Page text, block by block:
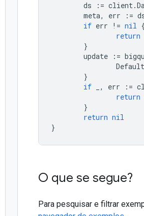
ds := client.
meta, err :=
if err != nil {
return
}
update
:=
}
if
, err :=
return
}
return nil
}
O que se segue?
Para pesquisar e filtrar